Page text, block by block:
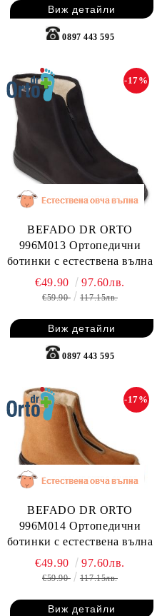
Виж детайли
0897 443 595
BEFADO DR ORTO
996M013 Ортопедични
ботинки с естествена вълна
-17%
€49.90 97.60лв.
€59.90 117.15лв.
Виж детайли
0897 443 595
BEFADO DR ORTO
996M014 Ортопедични
ботинки с естествена вълна
-17%
€49.90 97.60лв.
€59.90 117.15лв.
Виж детайли